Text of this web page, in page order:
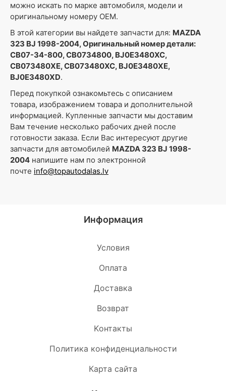
можно искать по марке автомобиля, модели и
оригинальному номеру OEM.
В этой категории вы найдете запчасти для: MAZDA
323 BJ 1998-2004, Оригинальный номер детали:
CB07-34-800, CB0734800, BJ0E3480XC,
CB073480XE, CB073480XC, BJ0E3480XE,
BJ0E3480XD.
Перед покупкой ознакомьтесь с описанием
товара, изображением товара и дополнительной
информацией. Купленные запчасти мы доставим
Вам течение несколько рабочих дней после
готовности заказа. Если Вас интересуют другие
запчасти для автомобилей MAZDA 323 BJ 1998-
2004 напишите нам по электронной
почте info@topautodalas.lv
Информация
Условия
Oплата
Доставка
Возврат
Kонтакты
Политика конфиденциальности
Карта сайта